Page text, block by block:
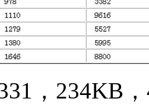
，234KB